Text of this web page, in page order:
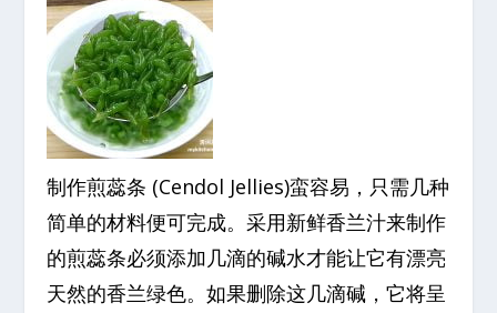
制作煎蕊条 (Cendol Jellies)蛮容易，只需几种
简单的材料便可完成。采用新鲜香兰汁来制作
的煎蕊条必须添加几滴的碱水才能让它有漂亮
天然的香兰绿色。如果删除这几滴碱，它将呈